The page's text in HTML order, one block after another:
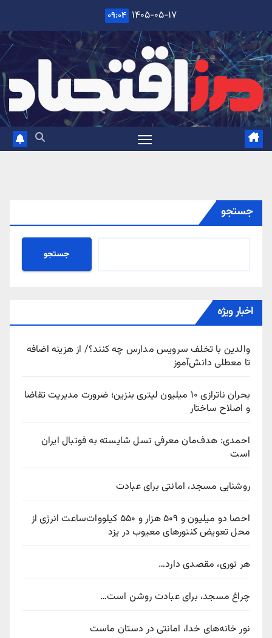
content
۱۴۰۵-۰۵-۱۷ ۰۹:۰۴
جستجو
جستجو
اخبار ویژه
والدین با تخلف سرویس مدارس چه کنند؟/ از هزینه اضافه
تا معطلی دانش‌آموز
بحران ناترازی ۱۰ میلیون لیتری بنزین؛ ضرورت مدیریت تقاضا
و اصلاح ساختار
احمدی: هدف‌مان معرفی نسل شایسته به فوتبال ایران
است
روشنایی مسجد، امانتی برای عبادت
احصا دو میلیون و ۵۰۹ هزار و ۵۵۰ کیلووات‌ساعت انرژی از
محل تعویض کنتورهای معیوب در یزد
هر نوری، مقصدی دارد…
چراغ مسجد، برای عبادت روشن است…
نور خانه‌های خدا، امانتی در دستان ماست